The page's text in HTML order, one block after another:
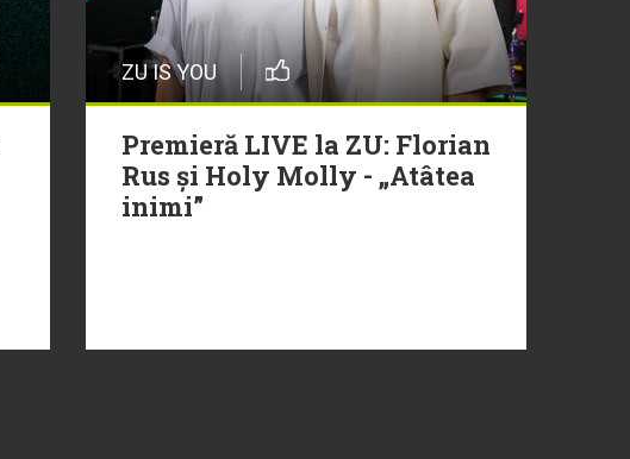
ZU IS YOU
Premieră LIVE la ZU: Florian
Rus și Holy Molly - „Atâtea
inimi”